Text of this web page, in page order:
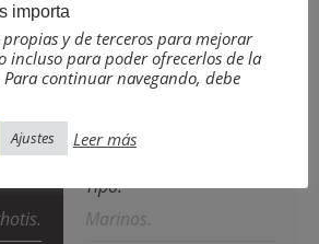
Tipo:
Marinos.
importa
y de terceros para mejorar
incluso para poder ofrecerlos de la
continuar navegando, debe
Ajustes Leer más